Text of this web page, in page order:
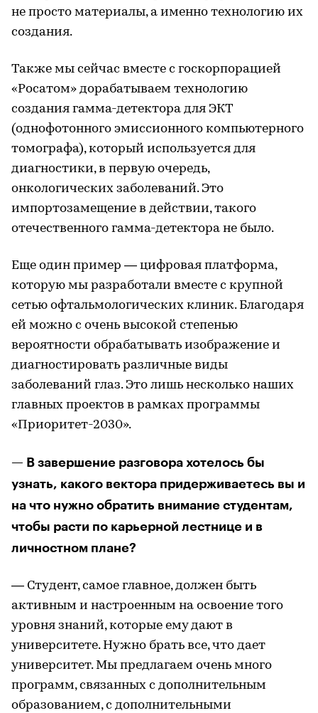
не просто материалы, а именно технологию их
создания.
Также мы сейчас вместе с госкорпорацией
«Росатом» дорабатываем технологию
создания гамма-детектора для ЭКТ
(однофотонного эмиссионного компьютерного
томографа), который используется для
диагностики, в первую очередь,
онкологических заболеваний. Это
импортозамещение в действии, такого
отечественного гамма-детектора не было.
Еще один пример — цифровая платформа,
которую мы разработали вместе с крупной
сетью офтальмологических клиник. Благодаря
ей можно с очень высокой степенью
вероятности обрабатывать изображение и
диагностировать различные виды
заболеваний глаз. Это лишь несколько наших
главных проектов в рамках программы
«Приоритет-2030».
— В завершение разговора хотелось бы
узнать, какого вектора придерживаетесь вы и
на что нужно обратить внимание студентам,
чтобы расти по карьерной лестнице и в
личностном плане?
— Студент, самое главное, должен быть
активным и настроенным на освоение того
уровня знаний, которые ему дают в
университете. Нужно брать все, что дает
университет. Мы предлагаем очень много
программ, связанных с дополнительным
образованием, с дополнительными